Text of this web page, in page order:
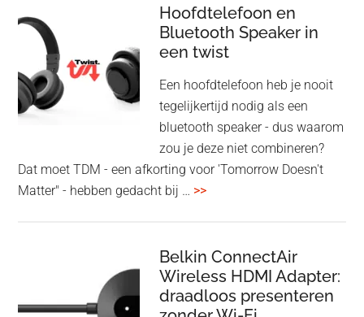
Hoofdtelefoon en
Bluetooth Speaker in
een twist
Een hoofdtelefoon heb je nooit
tegelijkertijd nodig als een
bluetooth speaker - dus waarom
zou je deze niet combineren?
Dat moet TDM - een afkorting voor 'Tomorrow Doesn't
Matter" - hebben gedacht bij … >>overHoofdtelefoon
Speaker
in
een
Belkin ConnectAir
Wireless HDMI Adapter:
draadloos presenteren